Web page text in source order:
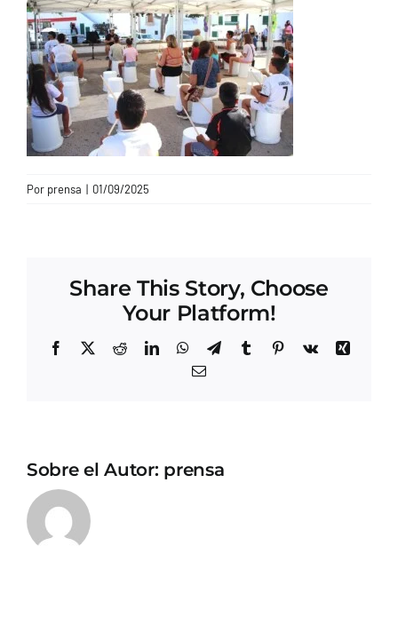
CONTACTO
Por prensa | 01/09/2025
Share This Story, Choose
Your Platform!
Facebook
X RedditLinkedInWhatsApp
TelegramTumblrPinterest
Vk
Xing
Correo
Sobre el Autor: prensa